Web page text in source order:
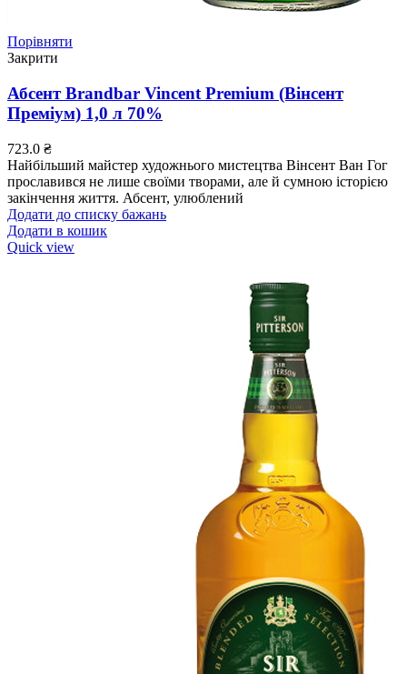
Порівняти
Закрити
Абсент Brandbar Vincent Premium (Вінсент
Преміум) 1,0 л 70%
723.0 ₴
Найбільший майстер художнього мистецтва Вінсент Ван Гог
прославився не лише своїми творами, але й сумною історією
закінчення життя. Абсент, улюблений
Додати до списку бажань
Додати в кошик
Quick view